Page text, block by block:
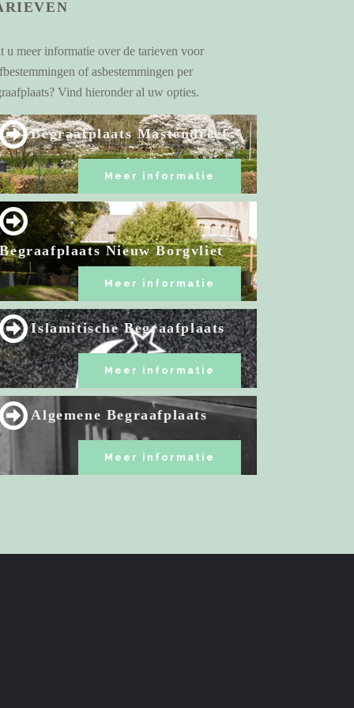
u meer informatie over de tarieven voor
of asbestemmingen per
Vind hieronder al uw opties.
Begraafplaats Mastendreef
Meer informatie
Begraafplaats Nieuw Borgvliet
Meer informatie
Islamitische Begraafplaats
Meer informatie
Algemene Begraafplaats
Meer informatie